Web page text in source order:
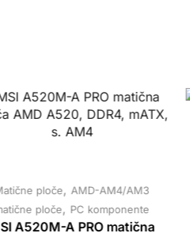
ploče, AMD-AM4/AM3
ploče, PC komponente
A520M-A PRO matična